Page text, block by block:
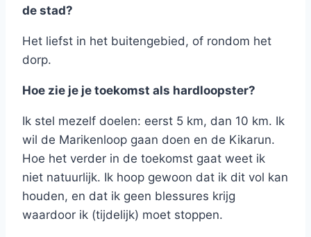
de stad?
Het liefst in het buitengebied, of rondom het
dorp.
Hoe zie je je toekomst als hardloopster?
Ik stel mezelf doelen: eerst 5 km, dan 10 km. Ik
wil de Marikenloop gaan doen en de Kikarun.
Hoe het verder in de toekomst gaat weet ik
niet natuurlijk. Ik hoop gewoon dat ik dit vol kan
houden, en dat ik geen blessures krijg
waardoor ik (tijdelijk) moet stoppen.